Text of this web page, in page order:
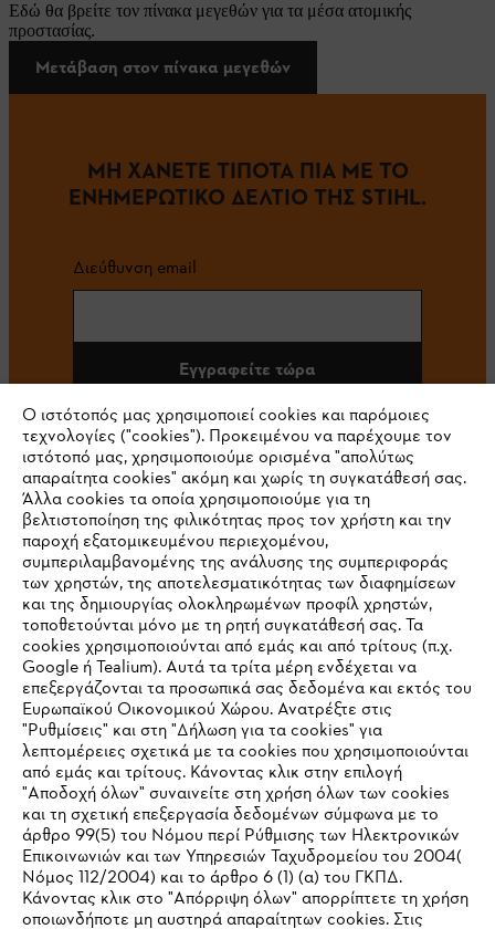
Εδώ θα βρείτε τον πίνακα μεγεθών για τα μέσα ατομικής
προστασίας.
Μετάβαση στον πίνακα μεγεθών
ΜΗ ΧΑΝΕΤΕ ΤΙΠΟΤΑ ΠΙΑ ΜΕ ΤΟ
ΕΝΗΜΕΡΩΤΙΚΟ ΔΕΛΤΙΟ ΤΗΣ STIHL.
Διεύθυνση email
Εγγραφείτε τώρα
#STIHL
Εταιρεία
STIHL Συχνές ερωτήσεις
Service
IHR BROWSER WIRD NICHT
UNTERSTÜTZT
Ο ιστότοπός μας χρησιμοποιεί cookies και παρόμοιες
τεχνολογίες ("cookies"). Προκειμένου να παρέχουμε τον
ιστότοπό μας, χρησιμοποιούμε ορισμένα "απολύτως
απαραίτητα cookies" ακόμη και χωρίς τη συγκατάθεσή σας.
Άλλα cookies τα οποία χρησιμοποιούμε για τη
βελτιστοποίηση της φιλικότητας προς τον χρήστη και την
παροχή εξατομικευμένου περιεχομένου,
συμπεριλαμβανομένης της ανάλυσης της συμπεριφοράς
των χρηστών, της αποτελεσματικότητας των διαφημίσεων
και της δημιουργίας ολοκληρωμένων προφίλ χρηστών,
τοποθετούνται μόνο με τη ρητή συγκατάθεσή σας. Τα
cookies χρησιμοποιούνται από εμάς και από τρίτους (π.χ.
Google ή Tealium). Αυτά τα τρίτα μέρη ενδέχεται να
επεξεργάζονται τα προσωπικά σας δεδομένα και εκτός του
Ευρωπαϊκού Οικονομικού Χώρου. Ανατρέξτε στις
"Ρυθμίσεις" και στη "Δήλωση για τα cookies" για
λεπτομέρειες σχετικά με τα cookies που χρησιμοποιούνται
από εμάς και τρίτους. Κάνοντας κλικ στην επιλογή
"Αποδοχή όλων" συναινείτε στη χρήση όλων των cookies
και τη σχετική επεξεργασία δεδομένων σύμφωνα με το
άρθρο 99(5) του Νόμου περί Ρύθμισης των Ηλεκτρονικών
Επικοινωνιών και των Υπηρεσιών Ταχυδρομείου του 2004(
Νόμος 112/2004) και το άρθρο 6 (1) (α) του ΓΚΠΔ.
Κάνοντας κλικ στο "Απόρριψη όλων" απορρίπτετε τη χρήση
οποιωνδήποτε μη αυστηρά απαραίτητων cookies. Στις